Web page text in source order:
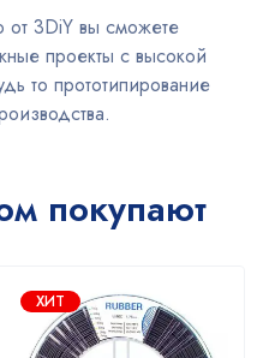
от 3DiY вы сможете
проекты с высокой
то прототипирование
покупают
ХИТ